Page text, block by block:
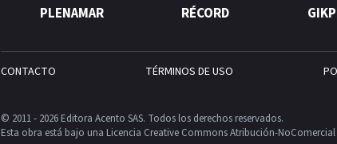
PLENAMAR RÉCORD
CONTACTO TÉRMINOS DE USO
© 2011 - 2026 Editora Acento SAS. Todos los derechos reservados.
Esta obra está bajo una Licencia Creative Commons Atribución-